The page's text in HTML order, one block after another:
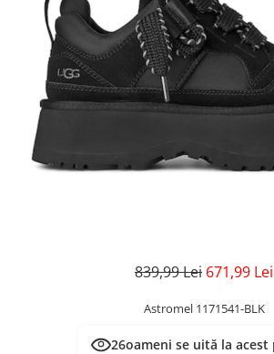
Veste
Pantaloni
Pantaloni scurți
Rochii/Fuste
Treninguri
Tricouri
Veste
Treninguri
Tricouri
839,99 Lei 671,99 Lei
Astromel 1171541-BLK
26oameni se uită la acest